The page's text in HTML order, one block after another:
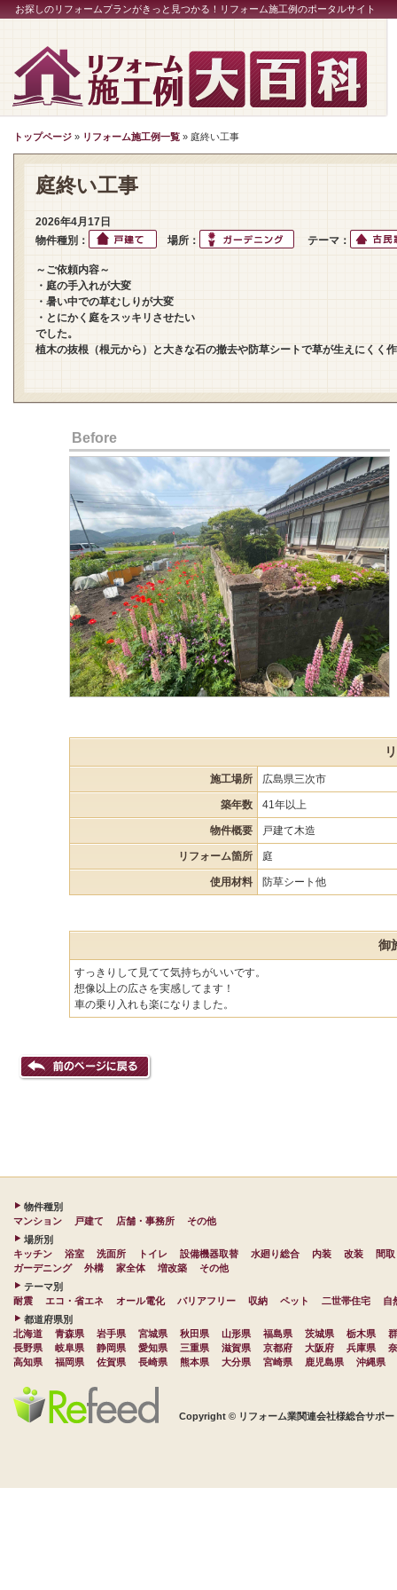
お探しのリフォームプランがきっと見つかる！リフォーム施工例のポータルサイト
トップページ » リフォーム施工例一覧 » 庭終い工事
庭終い工事
2026年4月17日
物件種別：
場所： テーマ：
～ご依頼内容～
・庭の手入れが大変
・暑い中での草むしりが大変
・とにかく庭をスッキリさせたい
でした。
植木の抜根（根元から）と大きな石の撤去や防草シートで草が生えにくく
Before
施工場所 広島県三次市
築年数 41年以上
物件概要 戸建て木造
リフォーム箇所 庭
使用材料 防草シート他
御
すっきりして見てて気持ちがいいです。
想像以上の広さを実感してます！
車の乗り入れも楽になりました。
物件種別
マンション
戸建て 店舗・事務所
その他
場所別
キッチン
浴室 洗面所 トイレ 設備機器取替 水廻り総合 内装 改装
間
ガーデニング
外構 家全体 増改築
その他
テーマ別
耐震
エコ・省エネ オール電化 バリアフリー 収納 ペット 二世帯住宅
自
都道府県別
北海道
青森県 岩手県 宮城県 秋田県 山形県 福島県 茨城県 栃木県
長野県
岐阜県 静岡県 愛知県 三重県 滋賀県 京都府 大阪府 兵庫県
高知県
福岡県 佐賀県 長崎県 熊本県 大分県 宮崎県 鹿児島県 沖縄県
Copyright © リフォーム業関連会社様総合サポ